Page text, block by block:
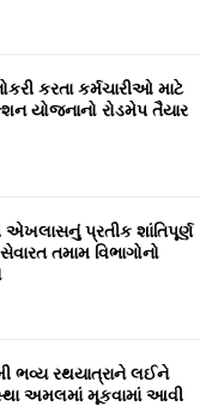
કરતા કર્મચારીઓ માટે
યોજનાનો રોડમેપ તૈયાર
એખલાસનું પ્રતીક શાંતિપૂર્ણ
તમામ વિભાગોનો
ભવ્ય રથયાત્રાને લઈને
અમલમાં મૂકવામાં આવી